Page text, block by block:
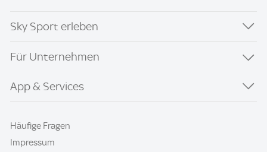
Sky Sport erleben
Für Unternehmen
App & Services
Häufige Fragen
Impressum